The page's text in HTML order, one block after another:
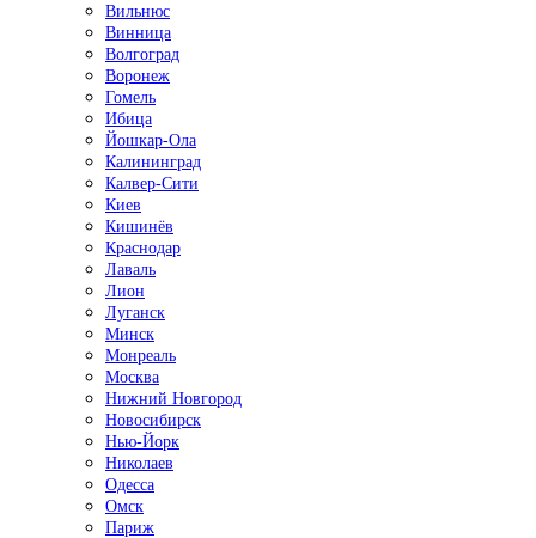
Вильнюс
Винница
Волгоград
Воронеж
Гомель
Ибица
Йошкар-Ола
Калининград
Калвер-Сити
Киев
Кишинёв
Краснодар
Лаваль
Лион
Луганск
Минск
Монреаль
Москва
Нижний Новгород
Новосибирск
Нью-Йорк
Николаев
Одесса
Омск
Париж